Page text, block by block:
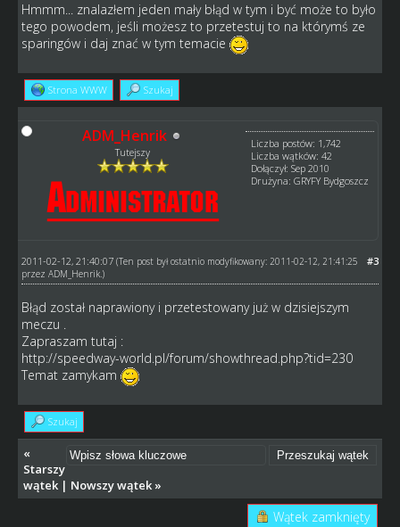
Hmmm... znalazłem jeden mały błąd w tym i być może to było
tego powodem, jeśli możesz to przetestuj to na którymś ze
sparingów i daj znać w tym temacie
Strona WWW Szukaj
ADM_Henrik
Tutejszy
Liczba postów: 1,742
Liczba wątków: 42
Dołączył: Sep 2010
Drużyna: GRYFY Bydgoszcz
#3
2011-02-12, 21:40:07 (Ten post był ostatnio modyfikowany: 2011-02-12, 21:41:25
przez ADM_Henrik.)
Błąd został naprawiony i przetestowany już w dzisiejszym
meczu .
Zapraszam tutaj :
http://speedway-world.pl/forum/showthread.php?tid=230
Temat zamykam
Szukaj
«
Starszy
wątek| Nowszy wątek»
Wątek zamknięty